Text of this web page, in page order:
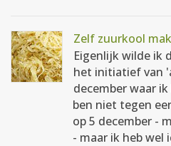
Zelf zuurkool
Eigenlijk wilde ik
het initiatief van
december waar
ben niet tegen
op 5 december -
- maar ik heb wel